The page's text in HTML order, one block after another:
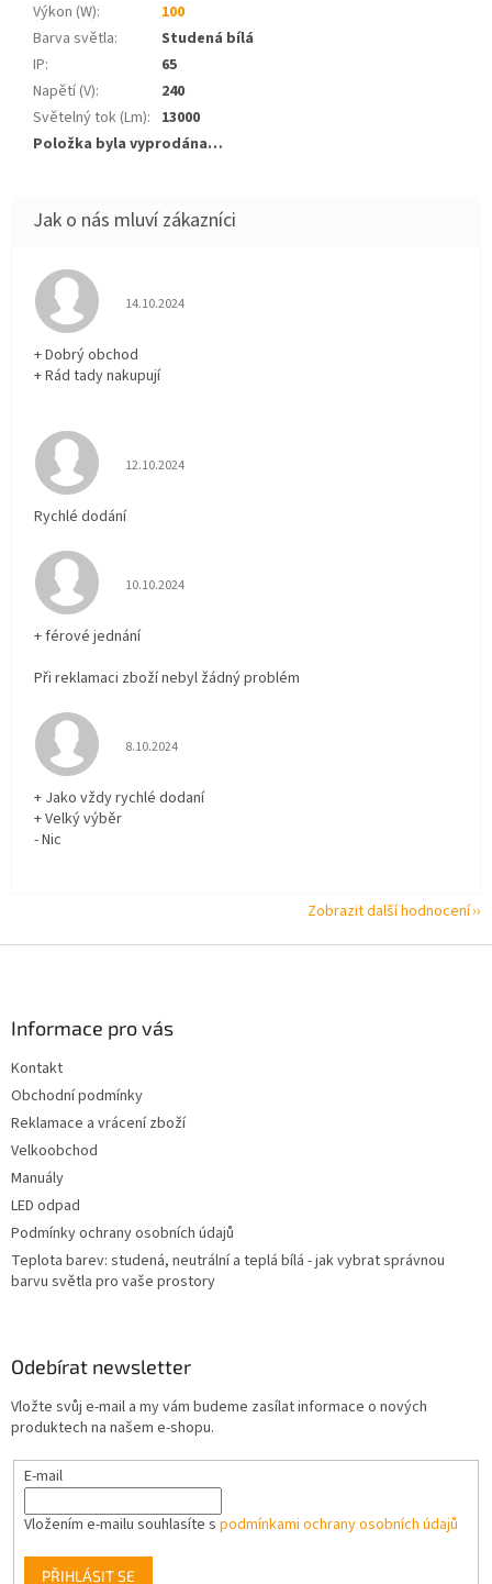
Výkon (W):
100
Barva světla:
Studená bílá
IP:
65
Napětí (V):
240
Světelný tok (Lm): 13000
Položka byla vyprodána…
Hodnocení obchodu je 5 z 5 hvězdiček.
14.10.2024
+ Dobrý obchod
+ Rád tady nakupují
Hodnocení obchodu je 5 z 5 hvězdiček.
12.10.2024
Rychlé dodání
Hodnocení obchodu je 5 z 5 hvězdiček.
10.10.2024
+ férové jednání
Při reklamaci zboží nebyl žádný problém
Hodnocení obchodu je 5 z 5 hvězdiček.
8.10.2024
+ Jako vždy rychlé dodaní
+ Velký výběr
- Nic
Zobrazit další hodnocení
Informace pro vás
Kontakt
Obchodní podmínky
Reklamace a vrácení zboží
Velkoobchod
Manuály
LED odpad
Podmínky ochrany osobních údajů
Teplota barev: studená, neutrální a teplá bílá - jak vybrat správnou
barvu světla pro vaše prostory
Odebírat newsletter
Vložte svůj e-mail a my vám budeme zasílat informace o nových
produktech na našem e-shopu.
E-mail
Vložením e-mailu souhlasíte s podmínkami ochrany osobních údajů
PŘIHLÁSIT SE